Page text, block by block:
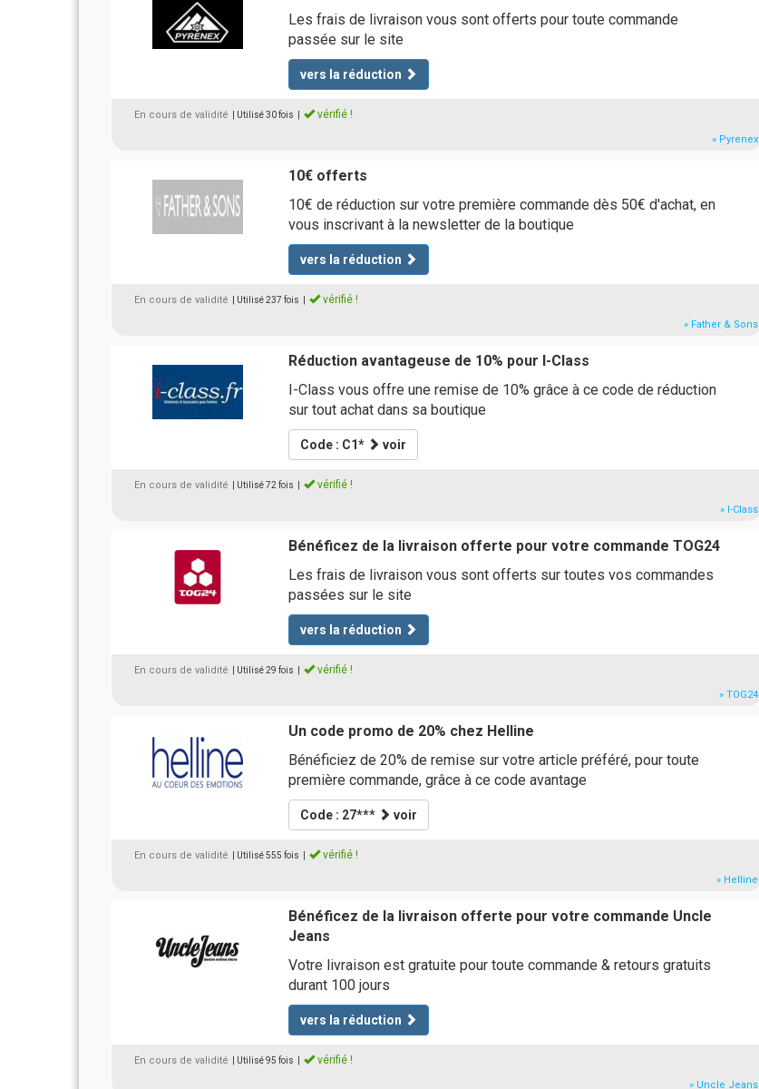
Les frais de livraison vous sont offerts pour toute commande
passée sur le site
vers la réduction
En cours de validité | Utilisé 30 fois vérifié !
» Pyrenex
10€ offerts
10€ de réduction sur votre première commande dès 50€ d'achat, en
vous inscrivant à la newsletter de la boutique
vers la réduction
En cours de validité | Utilisé 237 fois vérifié !
» Father & Sons
Réduction avantageuse de 10% pour I-Class
I-Class vous offre une remise de 10% grâce à ce code de réduction
sur tout achat dans sa boutique
Code : C1* voir
En cours de validité | Utilisé 72 fois vérifié !
» I-Class
Bénéficez de la livraison offerte pour votre commande TOG24
Les frais de livraison vous sont offerts sur toutes vos commandes
passées sur le site
vers la réduction
En cours de validité | Utilisé 29 fois vérifié !
» TOG24
Un code promo de 20% chez Helline
Bénéficiez de 20% de remise sur votre article préféré, pour toute
première commande, grâce à ce code avantage
Code : 27*** voir
En cours de validité | Utilisé 555 fois vérifié !
» Helline
Bénéficez de la livraison offerte pour votre commande Uncle
Jeans
Votre livraison est gratuite pour toute commande & retours gratuits
durant 100 jours
vers la réduction
En cours de validité | Utilisé 95 fois vérifié !
» Uncle Jeans